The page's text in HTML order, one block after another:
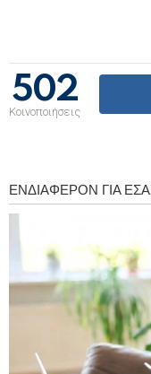
502
Κοινοποιήσεις